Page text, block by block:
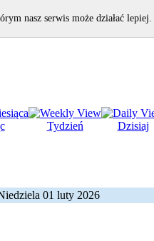
Tydzień Dzisiaj
01 luty 2026
nasz serwis może działać lepiej.